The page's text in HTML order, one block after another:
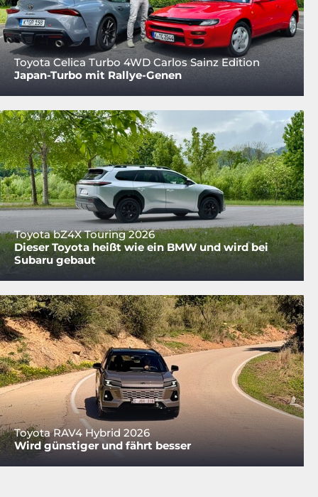
Toyota Celica Turbo 4WD Carlos Sainz Edition
Japan-Turbo mit Rallye-Genen
Toyota bZ4X Touring 2026
Dieser Toyota heißt wie ein BMW und wird bei
Subaru gebaut
Toyota RAV4 Hybrid 2026
Wird günstiger und fährt besser